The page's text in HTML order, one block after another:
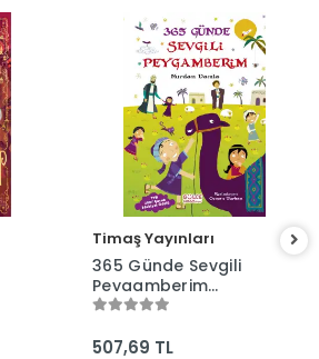
Timaş Yayınları
365 Günde Sevgili
Peygamberim
(Fleksi Cilt) - Gülce
507,69 TL